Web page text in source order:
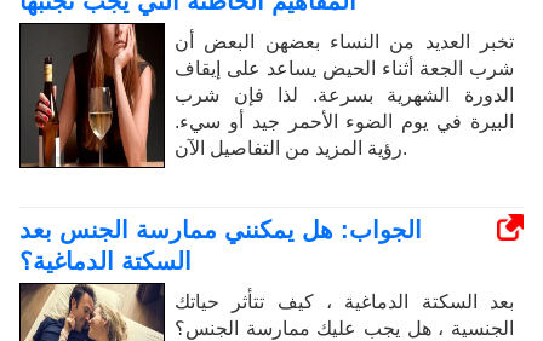
تخبر العديد من النساء بعضهن البعض أن
شرب الجعة أثناء الحيض يساعد على إيقاف
الدورة الشهرية بسرعة. لذا فإن شرب
البيرة في يوم الضوء الأحمر جيد أو سيء.
رؤية المزيد من التفاصيل الآن.
الجواب: هل يمكنني ممارسة الجنس بعد
السكتة الدماغية؟
بعد السكتة الدماغية ، كيف تتأثر حياتك
الجنسية ، هل يجب عليك ممارسة الجنس؟